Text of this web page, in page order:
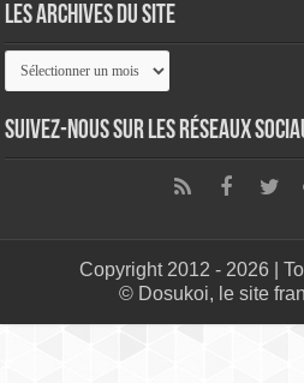
Les archives du site
Les
archives
site
Suivez-nous sur les réseaux
Copyright 2012 - 2026 |
© Dosukoi, le site